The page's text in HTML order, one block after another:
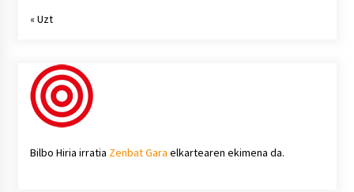
« Uzt
Bilbo Hiria irratia Zenbat Gara elkartearen ekimena da.